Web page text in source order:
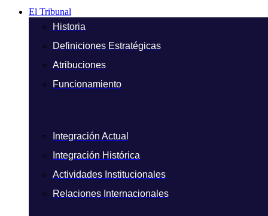
El Tribunal
Historia
Definiciones Estratégicas
Atribuciones
Funcionamiento
Integración Actual
Integración Histórica
Actividades Institucionales
Relaciones Internacionales